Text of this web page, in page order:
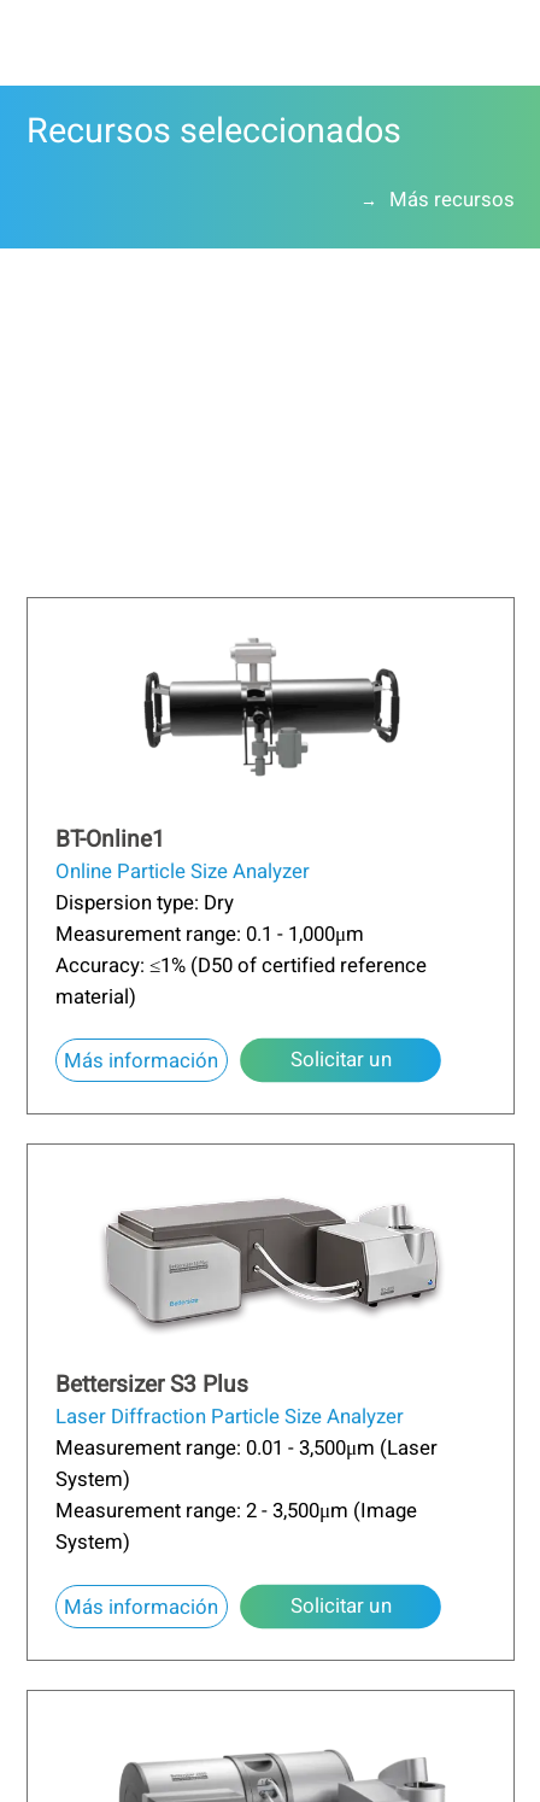
Recursos seleccionados
Más recursos
BT-Online1
Online Particle Size Analyzer
Dispersion type: Dry
Measurement range: 0.1 - 1,000μm
Accuracy: ≤1% (D50 of certified reference
material)
Más información about BT-Online1
Solicitar un
Bettersizer S3 Plus
Laser Diffraction Particle Size Analyzer
Measurement range: 0.01 - 3,500μm (Laser
System)
Measurement range: 2 - 3,500μm (Image
System)
Más información about Bettersizer S3 Plus
Solicitar un